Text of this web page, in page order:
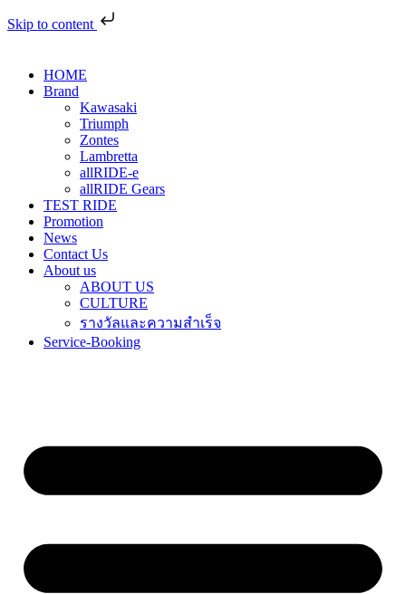
Skip to content
HOME
Brand
Kawasaki
Triumph
Zontes
Lambretta
allRIDE-e
allRIDE Gears
TEST RIDE
Promotion
News
Contact Us
About us
ABOUT US
CULTURE
รางวัลและความสำเร็จ
Service-Booking